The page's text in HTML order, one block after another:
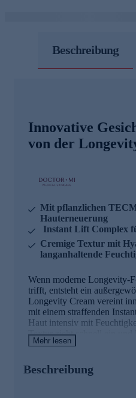
Beschreibung
Innovative
von der
Mit pflanzlichen
Hauterneuerung
Instant Lift Complex
Cremige Textur mit
langanhaltende
Wenn moderne Longevity-
trifft, entsteht ein
Longevity Cream vereint
mit einem straffenden
Haut intensiv mit
Textur zieht schnell ein und
revitalisiertes Hautgefühl.
möchten.
Mehr lesen
Beschreibung